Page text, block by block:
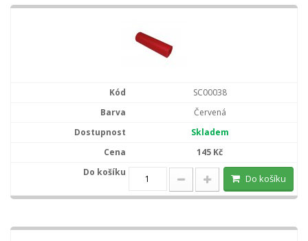
SC00038
Červená
Skladem
145 Kč
Do košíku